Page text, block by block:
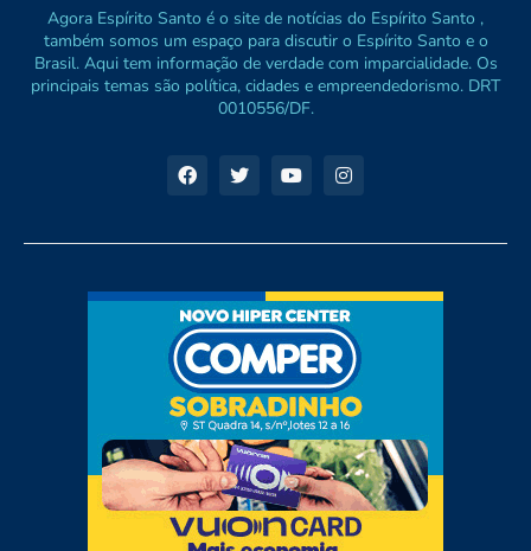
Agora Espírito Santo é o site de notícias do Espírito Santo ,
também somos um espaço para discutir o Espírito Santo e o
Brasil. Aqui tem informação de verdade com imparcialidade. Os
principais temas são política, cidades e empreendedorismo. DRT
0010556/DF.